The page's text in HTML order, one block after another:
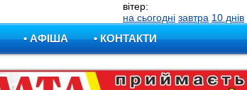
вітер:
на сьогодні завтра 10 днів
• АФІША • КОНТАКТИ